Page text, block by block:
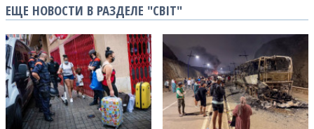
ЕЩЕ НОВОСТИ В РАЗДЕЛЕ "СВІТ"